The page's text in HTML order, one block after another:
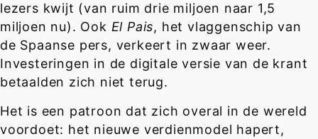
lezers kwijt (van ruim drie miljoen naar 1,5
miljoen nu). Ook El Pais, het vlaggenschip van
de Spaanse pers, verkeert in zwaar weer.
Investeringen in de digitale versie van de krant
betaalden zich niet terug.
Het is een patroon dat zich overal in de wereld
voordoet: het nieuwe verdienmodel hapert,